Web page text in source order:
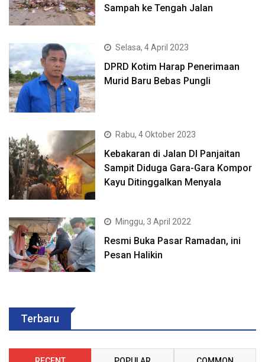
Sampah ke Tengah Jalan
Selasa, 4 April 2023
DPRD Kotim Harap Penerimaan
Murid Baru Bebas Pungli
Rabu, 4 Oktober 2023
Kebakaran di Jalan DI Panjaitan
Sampit Diduga Gara-Gara Kompor
Kayu Ditinggalkan Menyala
Minggu, 3 April 2022
Resmi Buka Pasar Ramadan, ini
Pesan Halikin
Terbaru